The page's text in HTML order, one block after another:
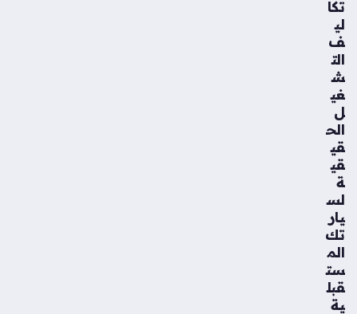
تكا
لي
ف
الت
ش
غي
ل
الح
قي
قي
ة
لس
يار
تك
الم
ست
قبل
ية